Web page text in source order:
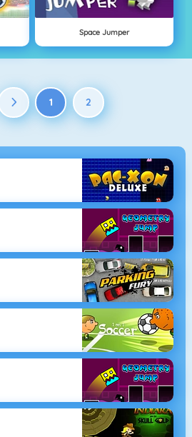
Space Jumper
1 2